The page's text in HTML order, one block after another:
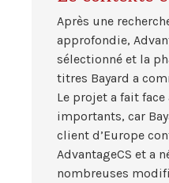
Après une
approfondie,
sélectionné et la
titres Bayard a
Le projet a fait face
importants, car
client d’Europe
AdvantageCS et a
nombreuses